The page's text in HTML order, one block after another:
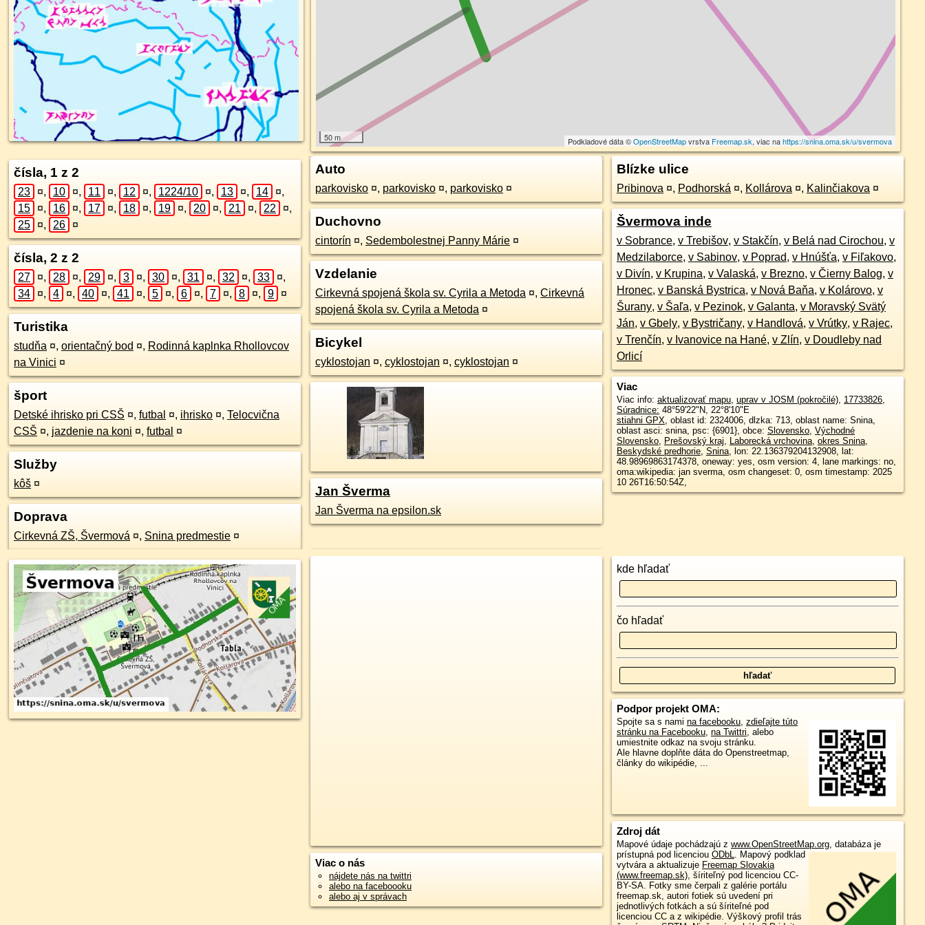
50 m Podkladové dáta ©OpenStreetMapvrstva Freemap.sk, viac nahttps://snina.oma.sk/u/svermova
čísla, 1 z 2
23 ¤, 10 ¤, 11 ¤, 12 ¤, 1224/10 ¤, 13 ¤, 14 ¤,
15
¤, 16 ¤, 17 ¤, 18 ¤, 19 ¤, 20 ¤, 21 ¤, 22 ¤,
25
¤, 26 ¤
čísla, 2 z 2
27 ¤, 28 ¤, 29 ¤, 3 ¤, 30 ¤, 31 ¤, 32 ¤, 33 ¤,
34
¤, 4 ¤, 40 ¤, 41 ¤, 5 ¤, 6 ¤, 7 ¤, 8 ¤, 9 ¤
Turistika
studňa ¤, orientačný bod ¤, Rodinná kaplnka Rhollovcov
na Vinici ¤
šport
Detské ihrisko pri CSŠ ¤, futbal ¤, ihrisko ¤, Telocvična
CSŠ ¤, jazdenie na koni ¤, futbal ¤
Služby
kôš ¤
Doprava
Cirkevná ZŠ, Švermová ¤, Snina predmestie ¤
Auto
parkovisko ¤, parkovisko ¤, parkovisko ¤
Duchovno
cintorín ¤, Sedembolestnej Panny Márie ¤
Vzdelanie
Cirkevná spojená škola sv. Cyrila a Metoda ¤, Cirkevná
spojená škola sv. Cyrila a Metoda ¤
Bicykel
cyklostojan ¤, cyklostojan ¤, cyklostojan ¤
Jan Šverma
Jan Šverma na epsilon.sk
Blízke ulice
Pribinova ¤, Podhorská ¤, Kollárova ¤, Kalinčiakova ¤
Švermova inde
v Sobrance, v Trebišov, v Stakčín, v Belá nad Cirochou, v
Medzilaborce, v Sabinov, v Poprad, v Hnúšťa, v Fiľakovo,
v Divín, v Krupina, v Valaská, v Brezno, v Čierny Balog, v
Hronec, v Banská Bystrica, v Nová Baňa, v Kolárovo, v
Šurany, v Šaľa, v Pezinok, v Galanta, v Moravský Svätý
Ján, v Gbely, v Bystričany, v Handlová, v Vrútky, v Rajec,
v Trenčín, v Ivanovice na Hané, v Zlín, v Doudleby nad
Orlicí
Viac
Viac info: aktualizovať mapu, uprav v JOSM (pokročilé), 17733826,
Súradnice: 48°59'22"N, 22°8'10"E
stiahni GPX, oblast id: 2324006, dlzka: 713, oblast name: Snina,
oblast asci: snina, psc: {6901}, obce: Slovensko, Východné
Slovensko, Prešovský kraj, Laborecká vrchovina, okres Snina,
Beskydské predhorie, Snina, lon: 22.136379204132908, lat:
48.98969863174378, oneway: yes, osm version: 4, lane markings: no,
oma:wikipedia: jan sverma, osm changeset: 0, osm timestamp: 2025
10 26T16:50:54Z,
Viac o nás
nájdete nás na twittri
alebo na faceboooku
alebo aj v správach
kde hľadať
čo hľadať
Podpor projekt OMA:
Spojte sa s nami na facebooku, zdieľajte túto
stránku na Facebooku, na Twittri, alebo
umiestnite odkaz na svoju stránku.
Ale hlavne doplňte dáta do Openstreetmap,
články do wikipédie, ...
Zdroj dát
Mapové údaje pochádzajú z www.OpenStreetMap.org, databáza je
prístupná pod licenciou ODbL. Mapový podklad
vytvára a aktualizuje Freemap Slovakia
(www.freemap.sk), šíriteľný pod licenciou CC-
BY-SA. Fotky sme čerpali z galérie portálu
freemap.sk, autori fotiek sú uvedení pri
jednotlivých fotkách a sú šíriteľné pod
licenciou CC a z wikipédie. Výškový profil trás